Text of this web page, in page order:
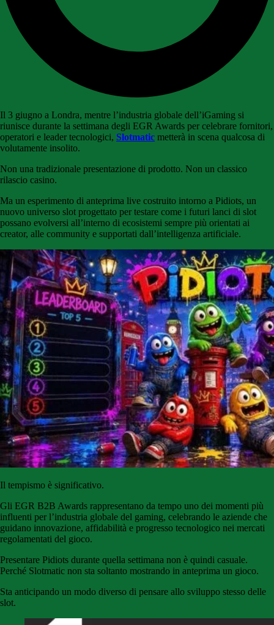
Il 3 giugno a Londra, mentre l’industria globale dell’iGaming si
riunisce durante la settimana degli EGR Awards per celebrare fornitori,
operatori e leader tecnologici, Slotmatic metterà in scena qualcosa di
volutamente insolito.
Non una tradizionale presentazione di prodotto. Non un classico
rilascio casino.
Ma un esperimento di anteprima live costruito intorno a Pidiots, un
nuovo universo slot progettato per testare come i futuri lanci di slot
possano evolversi all’interno di ecosistemi sempre più orientati ai
creator, alle community e supportati dall’intelligenza artificiale.
Il tempismo è significativo.
Gli EGR B2B Awards rappresentano da tempo uno dei momenti più
influenti per l’industria globale del gaming, celebrando le aziende che
guidano innovazione, affidabilità e progresso tecnologico nei mercati
regolamentati del gioco.
Presentare Pidiots durante quella settimana non è quindi casuale.
Perché Slotmatic non sta soltanto mostrando in anteprima un gioco.
Sta anticipando un modo diverso di pensare allo sviluppo stesso delle
slot.